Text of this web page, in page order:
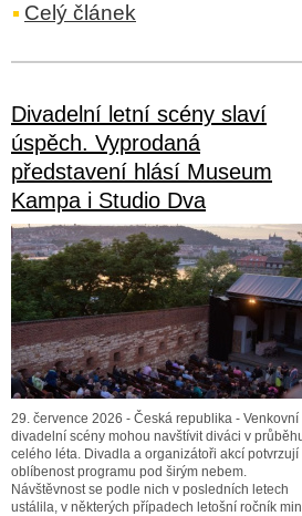
Celý článek
Divadelní letní scény slaví
úspěch. Vyprodaná
představení hlásí Museum
Kampa i Studio Dva
29. července 2026 - Česká republika - Venkovní
divadelní scény mohou navštívit diváci v
celého léta. Divadla a organizátoři akcí potvrzují
oblíbenost programu pod širým nebem.
Návštěvnost se podle nich v posledních letech
ustálila, v některých případech letošní ročník